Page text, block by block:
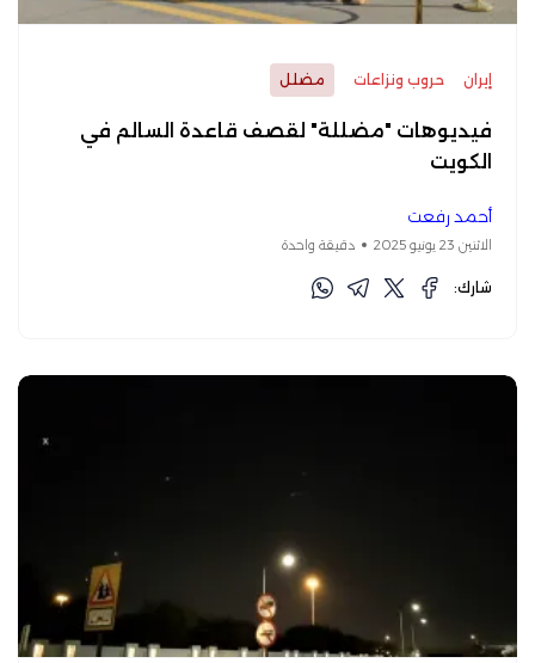
إيران حروب ونزاعات مضلل
فيديوهات "مضللة" لقصف قاعدة السالم في
الكويت
أحمد رفعت
الاثنين 23 يونيو 2025 دقيقة واحدة
شارك: